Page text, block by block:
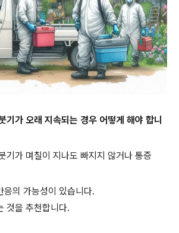
기가 오래 지속되는 경우 어떻게 해야 합니
기가 며칠이 지나도 빠지지 않거나 통증
응의 가능성이 있습니다.
것을 추천합니다.